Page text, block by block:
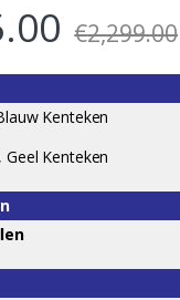
€2,299.00
Kenteken
Kenteken